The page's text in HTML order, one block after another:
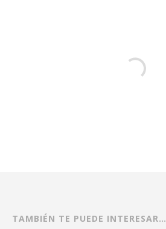
TAMBIÉN TE PUEDE INTERESAR…